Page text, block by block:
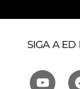
SIGA A ED